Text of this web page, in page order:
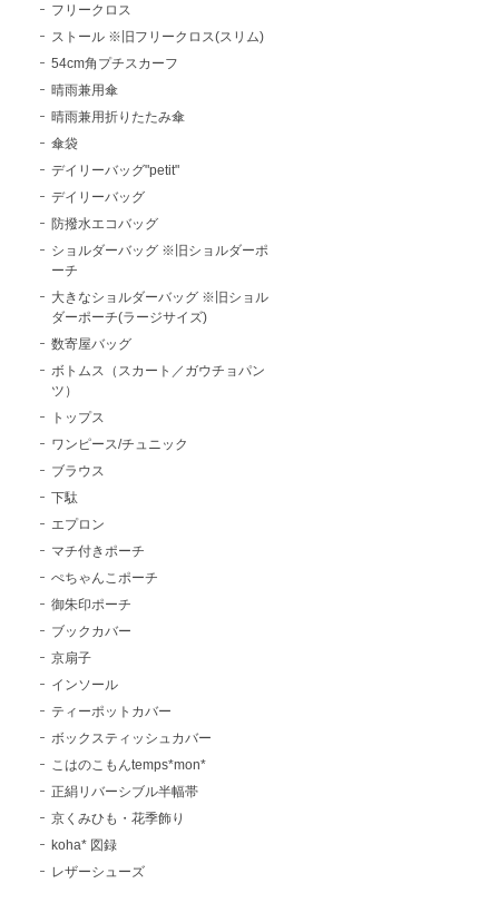
フリークロス
ストール ※旧フリークロス(スリム)
54cm角プチスカーフ
晴雨兼用傘
晴雨兼用折りたたみ傘
傘袋
デイリーバッグ"petit"
デイリーバッグ
防撥水エコバッグ
ショルダーバッグ ※旧ショルダーポ
ーチ
大きなショルダーバッグ ※旧ショル
ダーポーチ(ラージサイズ)
数寄屋バッグ
ボトムス（スカート／ガウチョパン
ツ）
トップス
ワンピース/チュニック
ブラウス
下駄
エプロン
マチ付きポーチ
ぺちゃんこポーチ
御朱印ポーチ
ブックカバー
京扇子
インソール
ティーポットカバー
ボックスティッシュカバー
こはのこもんtemps*mon*
正絹リバーシブル半幅帯
京くみひも・花季飾り
koha* 図録
レザーシューズ